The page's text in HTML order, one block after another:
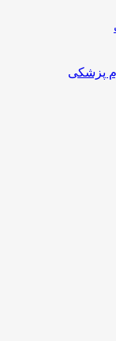
پزشکی